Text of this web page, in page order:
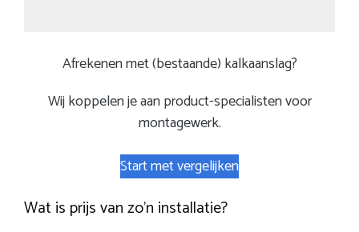
Afrekenen met (bestaande) kalkaanslag?
Wij koppelen je aan product-specialisten voor
montagewerk.
Start met vergelijken
Wat is prijs van zo’n installatie?